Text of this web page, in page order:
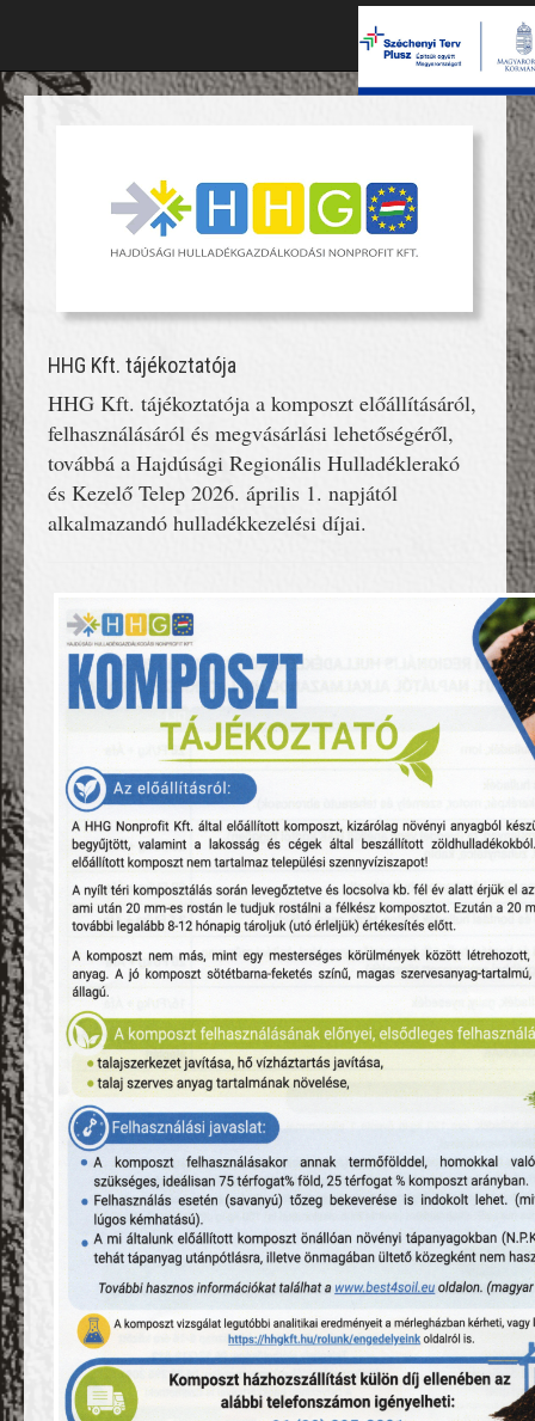
HHG Kft. tájékoztatója
HHG Kft. tájékoztatója a komposzt előállításáról,
felhasználásáról és megvásárlási lehetőségéről,
továbbá a Hajdúsági Regionális Hulladéklerakó
és Kezelő Telep 2026. április 1. napjától
alkalmazandó hulladékkezelési díjai.